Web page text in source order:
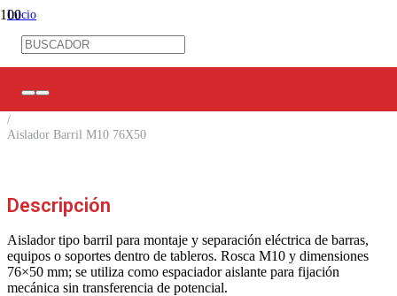
Inicio
Ferretería Eléctrica
/
Aislador Barril M10 76X50
Descripción
Aislador tipo barril para montaje y separación eléctrica de barras,
equipos o soportes dentro de tableros. Rosca M10 y dimensiones
76×50 mm; se utiliza como espaciador aislante para fijación
mecánica sin transferencia de potencial.